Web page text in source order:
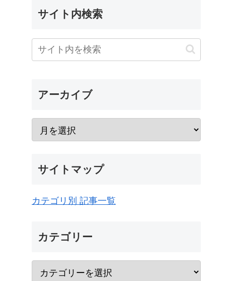
サイト内検索
アーカイブ
サイトマップ
カテゴリ別 記事一覧
カテゴリー